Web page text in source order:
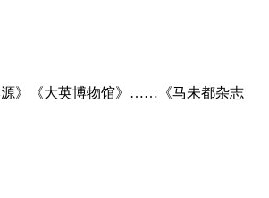
源》《大英博物馆》……《马未都杂志